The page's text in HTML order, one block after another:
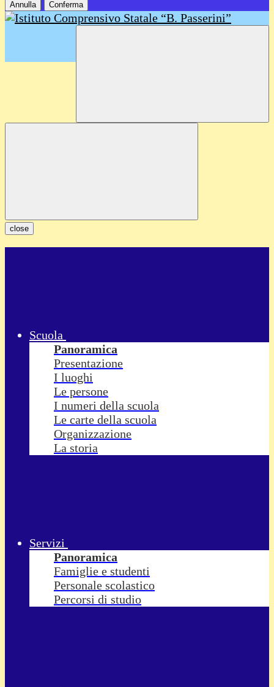
Annulla Conferma
close
Scuola
Panoramica
Presentazione
I luoghi
Le persone
I numeri della scuola
Le carte della scuola
Organizzazione
La storia
Servizi
Panoramica
Famiglie e studenti
Personale scolastico
Percorsi di studio